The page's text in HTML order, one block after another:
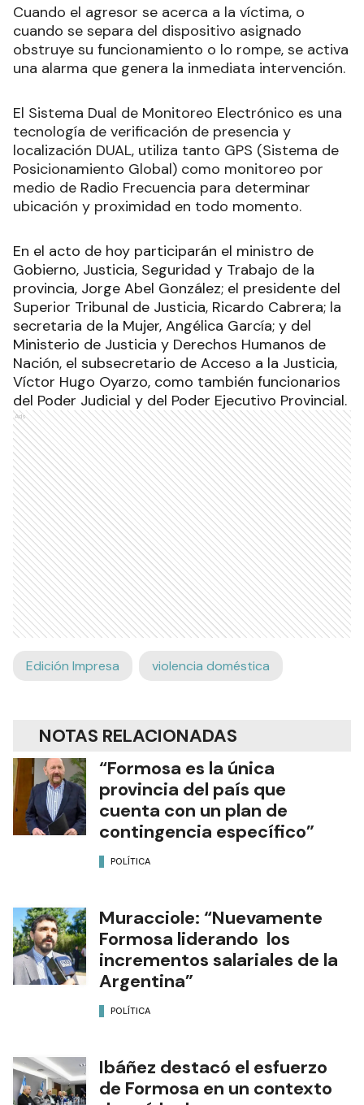
Cuando el agresor se acerca a la víctima, o
cuando se separa del dispositivo asignado
obstruye su funcionamiento o lo rompe, se activa
una alarma que genera la inmediata intervención.
El Sistema Dual de Monitoreo Electrónico es una
tecnología de verificación de presencia y
localización DUAL, utiliza tanto GPS (Sistema de
Posicionamiento Global) como monitoreo por
medio de Radio Frecuencia para determinar
ubicación y proximidad en todo momento.
En el acto de hoy participarán el ministro de
Gobierno, Justicia, Seguridad y Trabajo de la
provincia, Jorge Abel González; el presidente del
Superior Tribunal de Justicia, Ricardo Cabrera; la
secretaria de la Mujer, Angélica García; y del
Ministerio de Justicia y Derechos Humanos de
Nación, el subsecretario de Acceso a la Justicia,
Víctor Hugo Oyarzo, como también funcionarios
del Poder Judicial y del Poder Ejecutivo Provincial.
Ads
Edición Impresa violencia doméstica
NOTAS RELACIONADAS
“Formosa es la única
provincia del país que
cuenta con un plan de
contingencia específico”
POLÍTICA
Muracciole: “Nuevamente
Formosa liderando los
incrementos salariales de la
Argentina”
POLÍTICA
Ibáñez destacó el esfuerzo
de Formosa en un contexto